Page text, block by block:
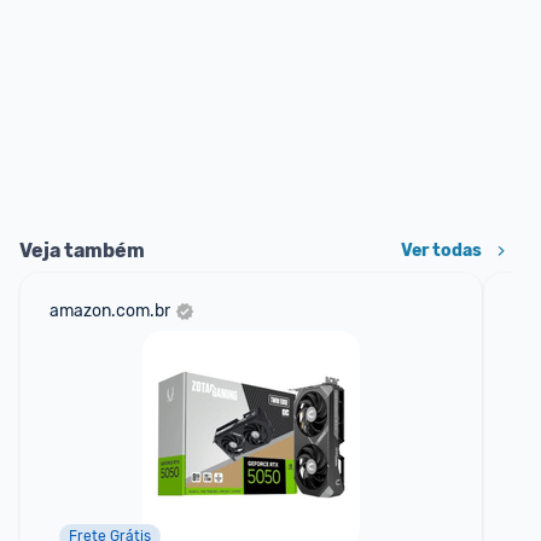
Veja também Ver todas
amazon.com.br
Frete Grátis